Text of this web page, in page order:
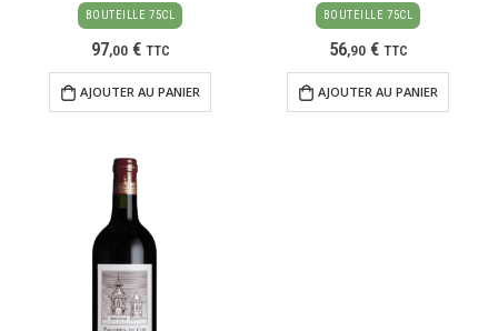
BOUTEILLE 75CL
97,00 € TTC
AJOUTER AU PANIER
BOUTEILLE 75CL
56,90 € TTC
AJOUTER AU PANIER